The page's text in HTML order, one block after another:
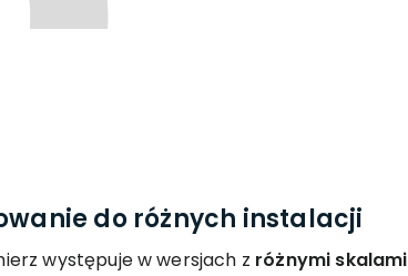
do różnych instalacji
występuje w wersjach z różnymi skalami